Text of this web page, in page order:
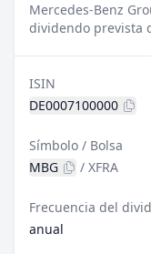
Mercedes-Benz
dividendo prevista
ISIN
DE0007100000
Símbolo / Bolsa
MBG
/ XFRA
Frecuencia del
anual